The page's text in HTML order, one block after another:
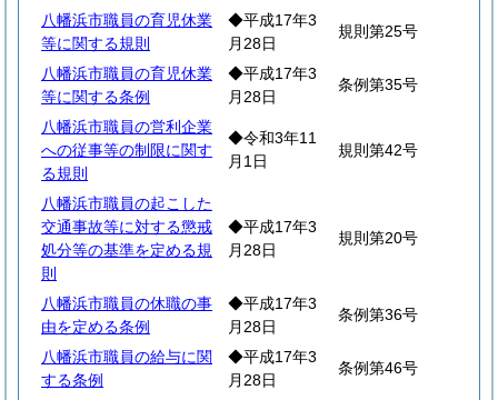
八幡浜市職員の育児休業
等に関する規則
◆平成17年3
月28日
規則第25号
八幡浜市職員の育児休業
等に関する条例
◆平成17年3
月28日
条例第35号
八幡浜市職員の営利企業
への従事等の制限に関す
る規則
◆令和3年11
月1日
規則第42号
八幡浜市職員の起こした
交通事故等に対する懲戒
処分等の基準を定める規
則
◆平成17年3
月28日
規則第20号
八幡浜市職員の休職の事
由を定める条例
◆平成17年3
月28日
条例第36号
八幡浜市職員の給与に関
する条例
◆平成17年3
月28日
条例第46号